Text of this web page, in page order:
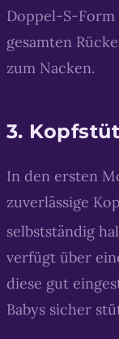
Doppel-S-Form
gesamten
zum Nacken.
3.
In den ersten
zuverlässige
selbstständig
verfügt über
diese gut
Babys sicher